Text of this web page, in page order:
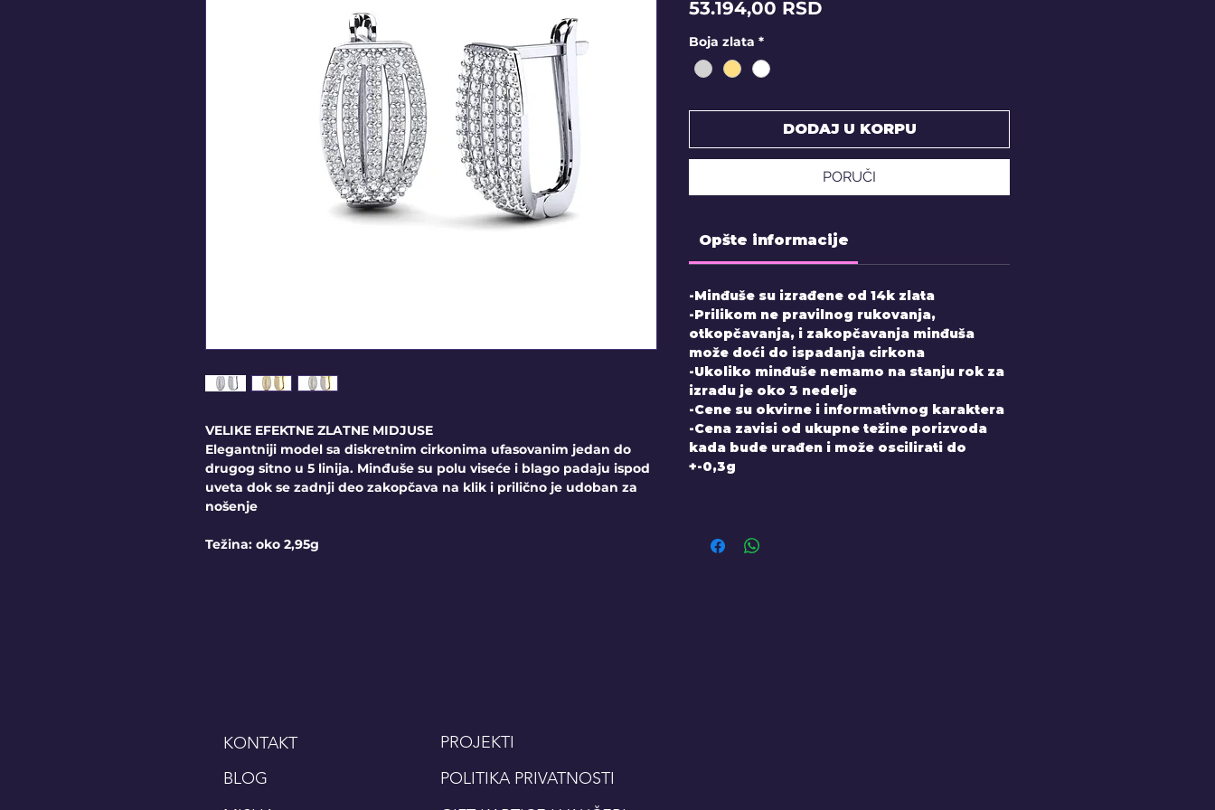
VELIKE EFEKTNE ZLATNE MIDJUSE
Elegantniji model sa diskretnim cirkonima ufasovanim jedan do
drugog sitno u 5 linija. Minđuše su polu viseće i blago padaju ispod
uveta dok se zadnji deo zakopčava na klik i prilično je udoban za
nošenje
Težina: oko 2,95g
53.194,00 RSD
Boja zlata *
DODAJ U KORPU
PORUČI
Opšte informacije
-Minđuše su izrađene od 14k zlata
-Prilikom ne pravilnog rukovanja,
otkopčavanja, i zakopčavanja minđuša
može doći do ispadanja cirkona
-Ukoliko minđuše nemamo na stanju rok za
izradu je oko 3 nedelje
-Cene su okvirne i informativnog karaktera
-Cena zavisi od ukupne težine porizvoda
kada bude urađen i može oscilirati do
+-0,3g
KONTAKT
PROJEKTI
BLOG
POLITIKA PRIVATNOSTI